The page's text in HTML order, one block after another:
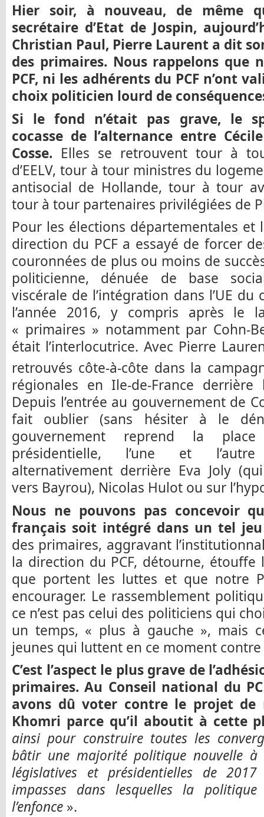
Hier soir, à nouveau, de même
secrétaire d’Etat de Jospin,
Christian Paul, Pierre Laurent a dit
des primaires. Nous rappelons que
PCF, ni les adhérents du PCF n’ont
choix politicien lourd de
Si le fond n’était pas grave, le
cocasse de l’alternance entre
Cosse. Elles se retrouvent tour à
d’EELV, tour à tour ministres du
antisocial de Hollande, tour à tour
tour à tour partenaires privilégiées de
Pour les élections départementales et
direction du PCF a essayé de forcer
couronnées de plus ou moins de
politicienne, dénuée de base
viscérale de l’intégration dans l’UE du
l’année 2016, y compris après le
« primaires » notamment par Cohn-
était l’interlocutrice. Avec Pierre
retrouvés côte-à-côte dans la
régionales en Ile-de-France
Depuis l’entrée au gouvernement de
fait oublier (sans hésiter à le
gouvernement reprend la
présidentielle, l’une et l’autre
alternativement derrière Eva Joly
vers Bayrou), Nicolas Hulot ou sur
Nous ne pouvons pas concevoir
français soit intégré dans un tel
des primaires, aggravant
la direction du PCF, détourne,
que portent les luttes et que notre
encourager. Le rassemblement
ce n’est pas celui des politiciens qui
un temps, « plus à gauche », mais
jeunes qui luttent en ce moment
C’est l’aspect le plus grave de
primaires. Au Conseil national du
avons dû voter contre le projet
Khomri parce qu’il aboutit à cette
ainsi pour construire toutes les
bâtir une majorité politique nouvelle à
législatives et présidentielles de
impasses dans lesquelles la
l’enfonce ».